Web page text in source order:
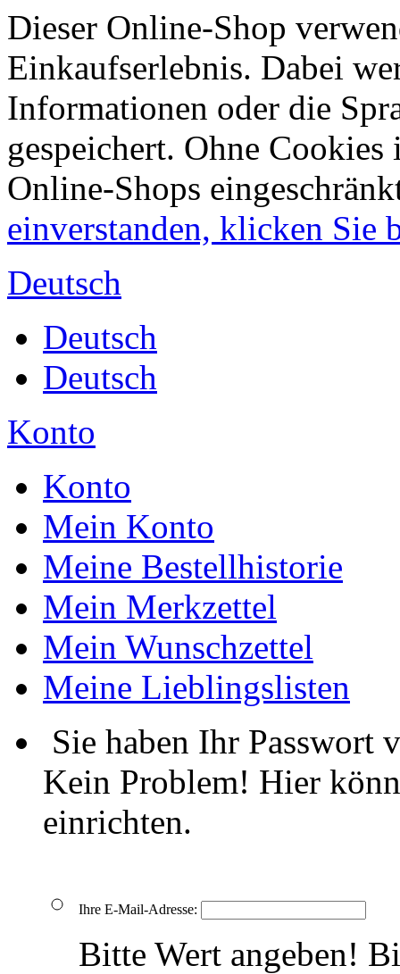
Dieser Online-Shop
Einkaufserlebnis. Dabei
Informationen oder die
gespeichert. Ohne
Online-Shops
einverstanden, klicken Sie
Deutsch
Deutsch
Deutsch
Konto
Konto
Mein Konto
Meine Bestellhistorie
Mein Merkzettel
Mein Wunschzettel
Meine Lieblingslisten
Sie haben Ihr Passwort
Kein Problem! Hier
einrichten.
Ihre E-Mail-Adresse:
Bitte Wert angeben!